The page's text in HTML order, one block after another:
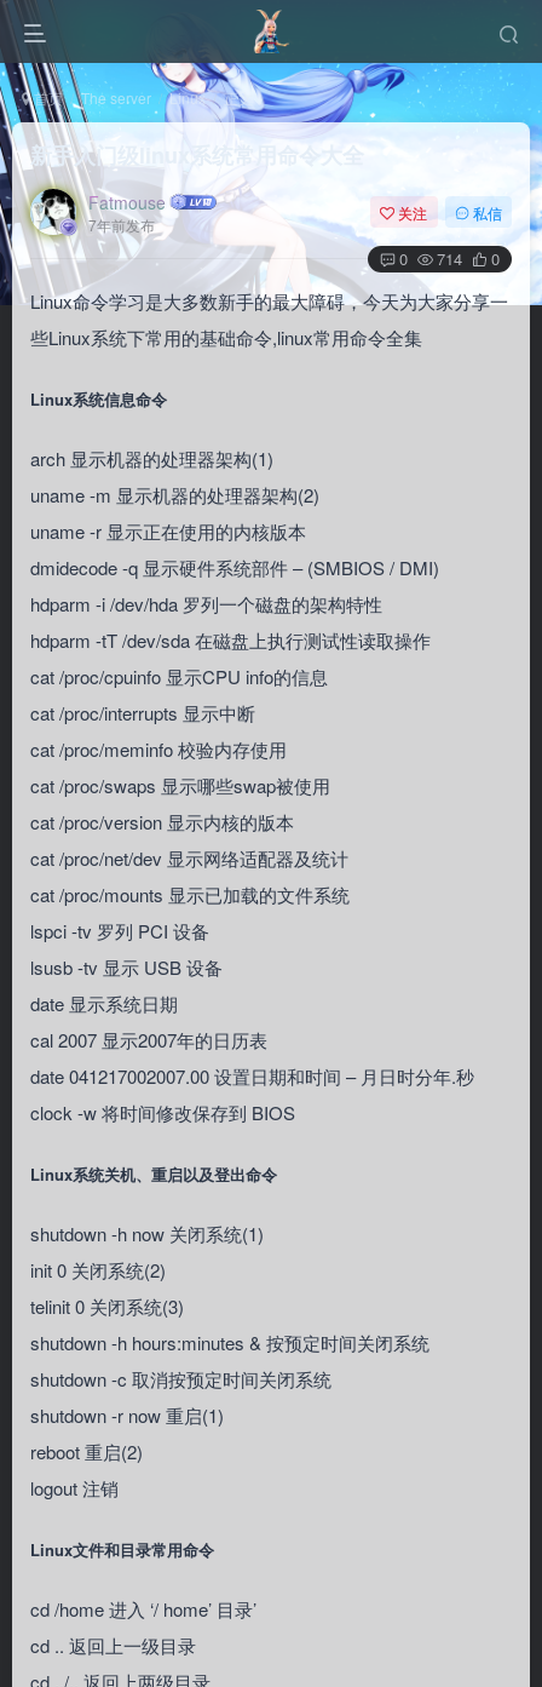
首页 The server Linux 正文
新手入门级linux系统常用命令大全
Fatmouse
7年前发布
关注 私信
0 714 0
Linux命令学习是大多数新手的最大障碍，今天为大家分享一
些Linux系统下常用的基础命令,linux常用命令全集
Linux系统信息命令
arch 显示机器的处理器架构(1)
uname -m 显示机器的处理器架构(2)
uname -r 显示正在使用的内核版本
dmidecode -q 显示硬件系统部件 – (SMBIOS / DMI)
hdparm -i /dev/hda 罗列一个磁盘的架构特性
hdparm -tT /dev/sda 在磁盘上执行测试性读取操作
cat /proc/cpuinfo 显示CPU info的信息
cat /proc/interrupts 显示中断
cat /proc/meminfo 校验内存使用
cat /proc/swaps 显示哪些swap被使用
cat /proc/version 显示内核的版本
cat /proc/net/dev 显示网络适配器及统计
cat /proc/mounts 显示已加载的文件系统
lspci -tv 罗列 PCI 设备
lsusb -tv 显示 USB 设备
date 显示系统日期
cal 2007 显示2007年的日历表
date 041217002007.00 设置日期和时间 – 月日时分年.秒
clock -w 将时间修改保存到 BIOS
Linux系统关机、重启以及登出命令
shutdown -h now 关闭系统(1)
init 0 关闭系统(2)
telinit 0 关闭系统(3)
shutdown -h hours:minutes & 按预定时间关闭系统
shutdown -c 取消按预定时间关闭系统
shutdown -r now 重启(1)
reboot 重启(2)
logout 注销
Linux文件和目录常用命令
cd /home 进入 ‘/ home’ 目录’
cd .. 返回上一级目录
cd ../.. 返回上两级目录